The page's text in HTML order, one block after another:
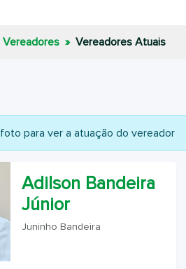
Vereadores Vereadores Atuais
para ver a atuação do vereador
Adilson Bandeira
Júnior
Juninho Bandeira